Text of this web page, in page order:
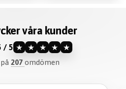
våra kunder
/ 5 ★ ★ ★ ★ ★
207 omdömen